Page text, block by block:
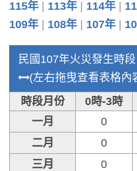
115年 113年 114年
109年
108年 107年
民國107年火災發生時段
(左右拖曳查看表格內
時段月份
0時-3時
一月
0
二月
0
三月
0